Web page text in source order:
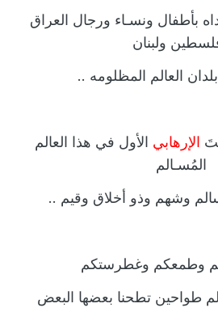
بأطفال ونسـاء ورجال العراق
ولبنان
العالم المظلومه ..
الإرهابي الأول في هذا العالم
المُسـالم
وشهم وذو أخلاق وقيم ..
وطمعكم وغطرستكم
طواحين تطحنا بعضها البعض